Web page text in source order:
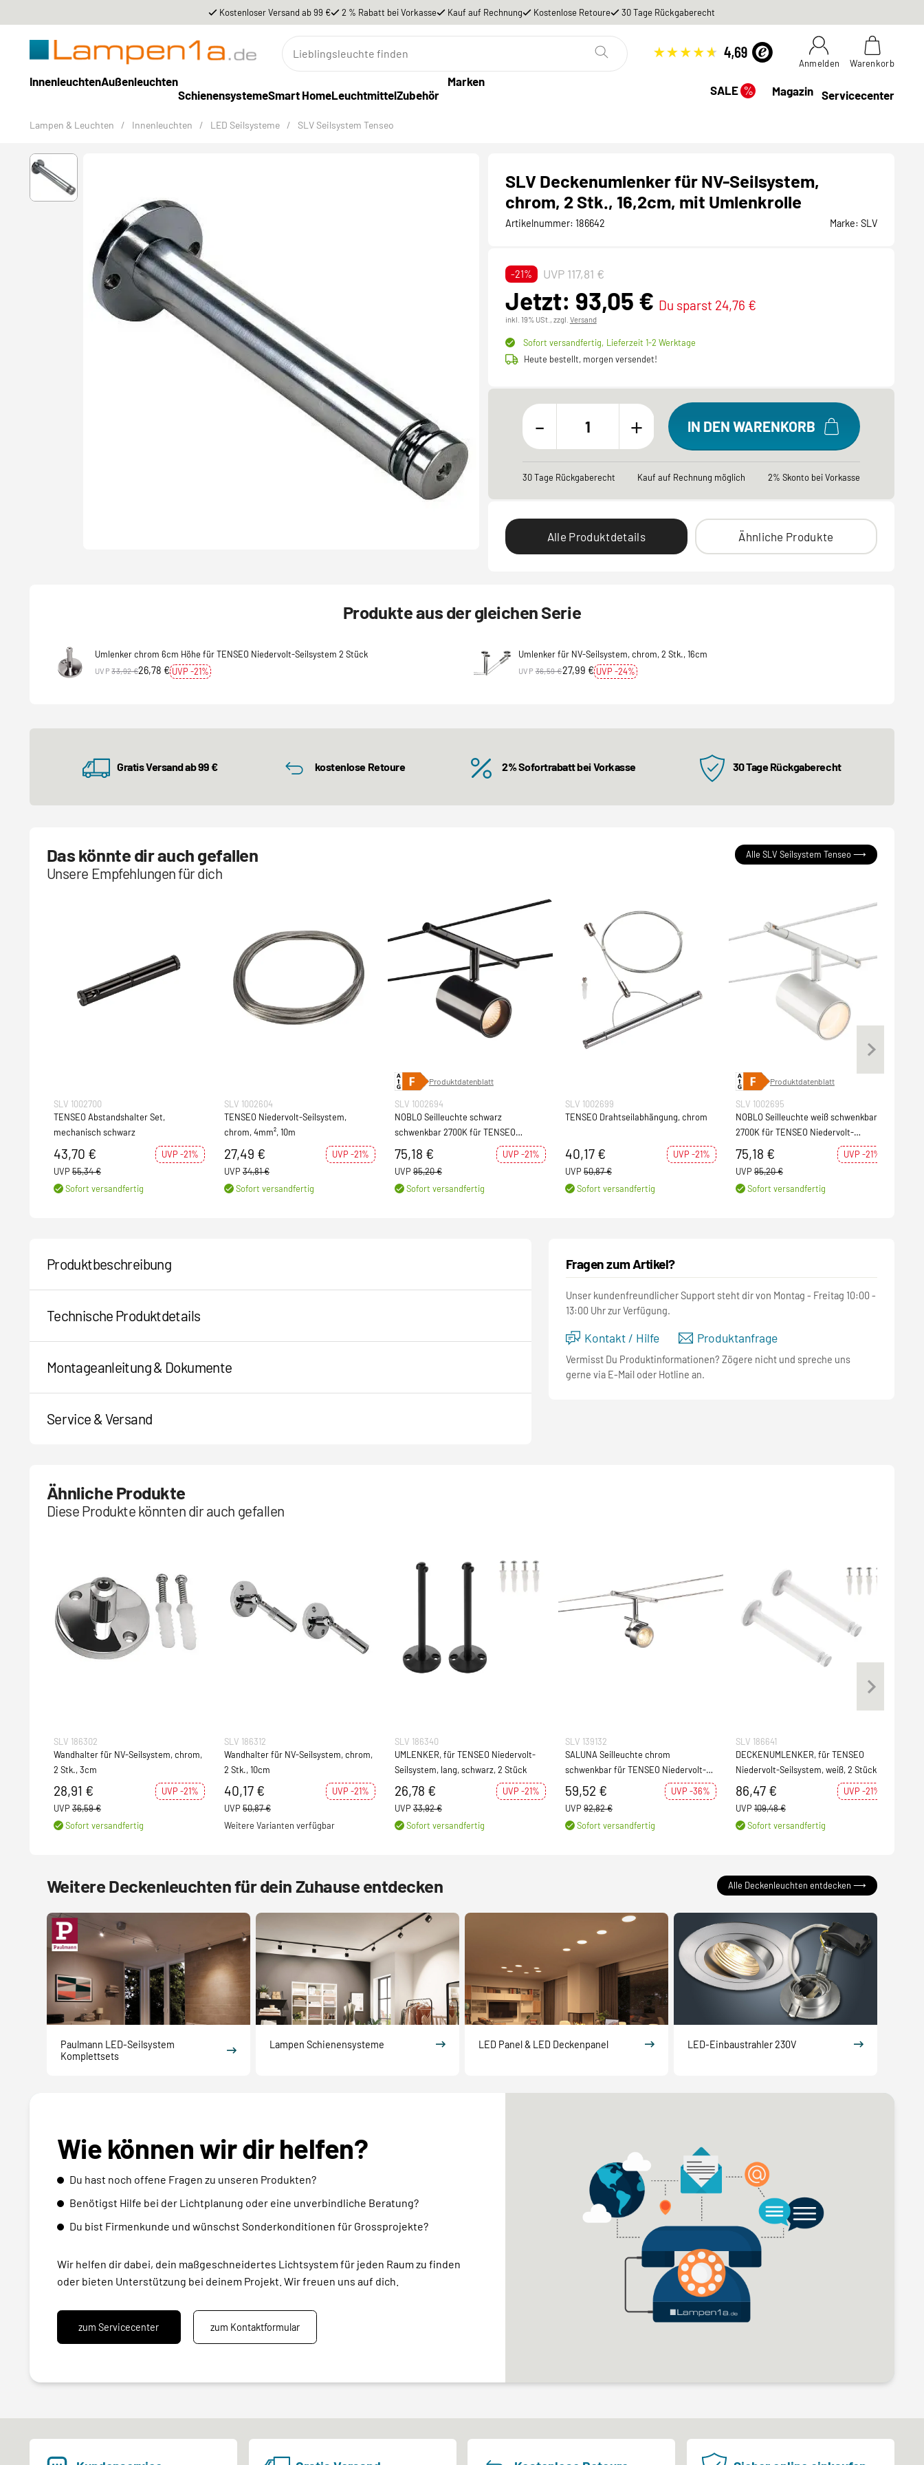
Kostenloser Versand ab 99 € 2 % Rabatt bei Vorkasse Kauf auf Rechnung Kostenlose Retoure 30 Tage Rückgaberecht
Anmelden Warenkorb
InnenleuchtenAußenleuchten
SchienensystemeSmart HomeLeuchtmittelZubehör
Marken
SALE% Magazin Servicecenter
Lampen & Leuchten / Innenleuchten / LED Seilsysteme / SLV Seilsystem Tenseo
SLV Deckenumlenker für NV-Seilsystem,
chrom, 2 Stk., 16,2cm, mit Umlenkrolle
Artikelnummer: 186642 Marke: SLV
-21% UVP 117,81 €
Jetzt: 93,05 € Du sparst 24,76 €
inkl. 19% USt., zzgl. Versand
Sofort versandfertig, Lieferzeit 1-2 Werktage
Heute bestellt, morgen versendet!
- + IN DEN WARENKORB
30 Tage Rückgaberecht Kauf auf Rechnung möglich 2% Skonto bei Vorkasse
Alle Produktdetails Ähnliche Produkte
Produkte aus der gleichen Serie
Umlenker chrom 6cm Höhe für TENSEO Niedervolt-Seilsystem 2 Stück
26,78 € UVP -21%
UVP 33,92 €
Umlenker für NV-Seilsystem, chrom, 2 Stk., 16cm
27,99 € UVP -24%
UVP 36,59 €
Gratis Versand ab 99 € kostenlose Retoure 2% Sofortrabatt bei Vorkasse 30 Tage Rückgaberecht
Das könnte dir auch gefallen
Unsere Empfehlungen für dich
Alle SLV Seilsystem Tenseo ⟶
SLV 1002700
TENSEO Abstandshalter Set,
mechanisch schwarz
43,70 €
UVP -21%
UVP 55,34 €
Sofort versandfertig
SLV 1002604
TENSEO Niedervolt-Seilsystem,
chrom, 4mm², 10m
27,49 €
UVP -21%
UVP 34,81 €
Sofort versandfertig
Produktdatenblatt
SLV 1002694
NOBLO Seilleuchte schwarz
schwenkbar 2700K für TENSEO
Niedervolt-Seilsystem
75,18 €
UVP -21%
UVP 95,20 €
Sofort versandfertig
SLV 1002699
TENSEO Drahtseilabhängung, chrom
40,17 €
UVP -21%
UVP 50,87 €
Sofort versandfertig
Produktdatenblatt
SLV 1002695
NOBLO Seilleuchte weiß schwenkbar
2700K für TENSEO Niedervolt-
Seilsystem
75,18 €
UVP -21%
UVP 95,20 €
Sofort versandfertig
Produktbeschreibung
Technische Produktdetails
Montageanleitung & Dokumente
Service & Versand
Fragen zum Artikel?
Unser kundenfreundlicher Support steht dir von Montag - Freitag 10:00 -
13:00 Uhr zur Verfügung.
Kontakt / Hilfe Produktanfrage
Vermisst Du Produktinformationen? Zögere nicht und spreche uns
gerne via E-Mail oder Hotline an.
Ähnliche Produkte
Diese Produkte könnten dir auch gefallen
SLV 186302
Wandhalter für NV-Seilsystem, chrom,
2 Stk., 3cm
28,91 €
UVP -21%
UVP 36,59 €
Sofort versandfertig
SLV 186312
Wandhalter für NV-Seilsystem, chrom,
2 Stk., 10cm
40,17 €
UVP -21%
UVP 50,87 €
Weitere Varianten verfügbar
SLV 186340
UMLENKER, für TENSEO Niedervolt-
Seilsystem, lang, schwarz, 2 Stück
26,78 €
UVP -21%
UVP 33,92 €
Sofort versandfertig
SLV 139132
SALUNA Seilleuchte chrom
schwenkbar für TENSEO Niedervolt-
Seilsystem QR-C51
59,52 €
UVP -36%
UVP 92,82 €
Sofort versandfertig
SLV 186641
DECKENUMLENKER, für TENSEO
Niedervolt-Seilsystem, weiß, 2 Stück
86,47 €
UVP -21%
UVP 109,48 €
Sofort versandfertig
Weitere Deckenleuchten für dein Zuhause entdecken Alle Deckenleuchten entdecken ⟶
Paulmann LED-Seilsystem
Komplettsets
Lampen Schienensysteme LED Panel & LED Deckenpanel LED-Einbaustrahler 230V
Wie können wir dir helfen?
Du hast noch offene Fragen zu unseren Produkten?
Benötigst Hilfe bei der Lichtplanung oder eine unverbindliche Beratung?
Du bist Firmenkunde und wünschst Sonderkonditionen für Grossprojekte?
Wir helfen dir dabei, dein maßgeschneidertes Lichtsystem für jeden Raum zu finden
oder bieten Unterstützung bei deinem Projekt. Wir freuen uns auf dich.
zum Servicecenter zum Kontaktformular